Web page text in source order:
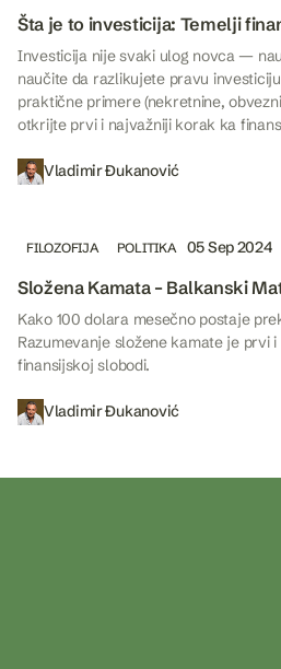
Šta je to investicija: Temelji
Investicija nije svaki ulog novca —
naučite da razlikujete pravu
praktične primere (nekretnine,
otkrijte prvi i najvažniji korak ka
Vladimir Đukanović
FILOZOFIJA POLITIKA 05 Sep 2024
Složena Kamata – Balkanski
Kako 100 dolara mesečno postaje
Razumevanje složene kamate je prvi
finansijskoj slobodi.
Vladimir Đukanović